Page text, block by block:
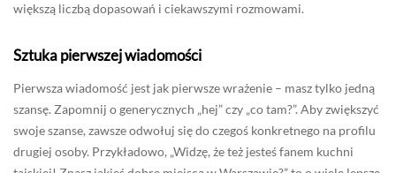
większą liczbą dopasowań i ciekawszymi rozmowami.
Sztuka pierwszej wiadomości
Pierwsza wiadomość jest jak pierwsze wrażenie – masz tylko jedną
szansę. Zapomnij o generycznych „hej” czy „co tam?”. Aby zwiększyć
swoje szanse, zawsze odwołuj się do czegoś konkretnego na profilu
drugiej osoby. Przykładowo, „Widzę, że też jesteś fanem kuchni